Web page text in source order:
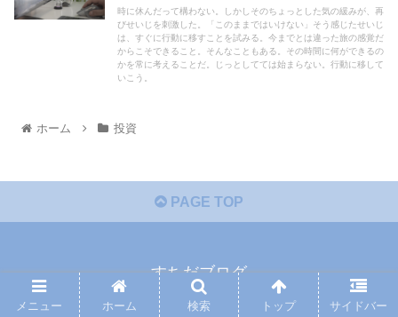
時に休んだって構わない。しかしそのちょっとした気の緩みが、再
びせいじを刺激した。「このままではいけない」そう感じたせいじ
は、すぐに行動に移すことを試みる。今までとは違った旅の感覚だ
からこそできること。そんなこともある。その時間に何ができるの
かを常に考えることだ。じっとしてては始まらない。行動に移して
いこう。
ホーム 投資
PAGE TOP
すちだブログ
プライバシーポリシー 免責事項
メニュー ホーム 検索 トップ サイドバー